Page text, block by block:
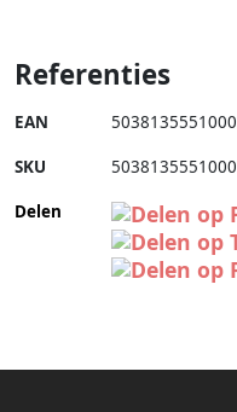
Referenties
EAN 5038135551000
SKU 5038135551000
Delen